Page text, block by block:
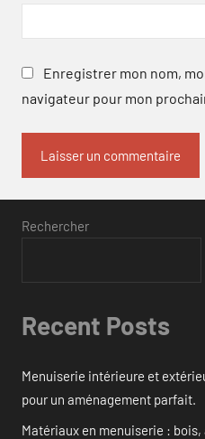
Enregistrer mon nom,
navigateur pour mon
Rechercher
Recent Posts
Menuiserie intérieure et
pour un aménagement parfait.
Matériaux en menuiserie : bois,